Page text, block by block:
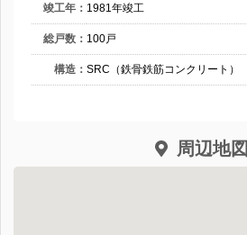
竣工年： 1981年竣工
総戸数： 100戸
構造： SRC（鉄骨鉄筋コンクリート）
周辺地図